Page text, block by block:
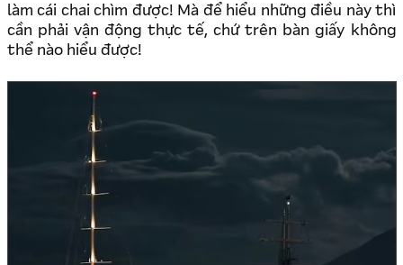
làm cái chai chìm được! Mà để hiểu những điều này thì
cần phải vận động thực tế, chứ trên bàn giấy không
thể nào hiểu được!